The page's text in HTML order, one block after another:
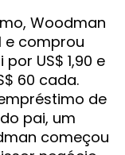
Woodman
e comprou
US$ 1,90 e
60 cada.
de
pai, um
começou